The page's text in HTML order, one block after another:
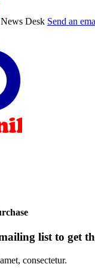
News Desk Send an
list to get
consectetur.